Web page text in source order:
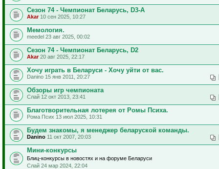
Сезон 74 - Чемпионат Беларусь, D3-A
Akar10 сен 2025, 10:27
Мемология.
meedel 23 авг 2025, 00:02
Сезон 74 - Чемпионат Беларусь, D2
Akar20 авг 2025, 22:17
Хочу играть в Беларуси - Хочу уйти от вас.
Danino 15 янв 2011, 20:27
Обзоры игр чемпионата
Слай 12 окт 2013, 23:41
Благотворительная лотерея от Ромы Психа.
Рома Псих 13 июл 2025, 10:31
Будем знакомы, я менеджер беларуской команды.
Danino 11 окт 2007, 20:03
Мини-конкурсы
Блиц-конкурсы в новостях и на форуме Беларуси
Слай 24 мар 2024, 22:04